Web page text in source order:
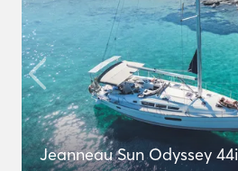
Jeanneau Sun Odyssey 44i